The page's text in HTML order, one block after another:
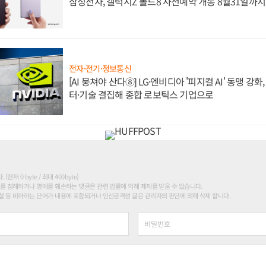
전자·전기·정보통신
[AI 뭉쳐야 산다⑧] LG·엔비디아 '피지컬 AI' 동맹 강화,
터·기술 결집해 종합 로보틱스 기업으로
. (현재 0 byte / 최대 400byte)
침해하거나 명예를 훼손하는 댓글은 관련 법률에 의해 제재를 받을 수 있습니다.
등 비하하는 단어가 내용에 포함되거나 인신공격성 글은 관리자의 판단에 의해 삭제 합니다.